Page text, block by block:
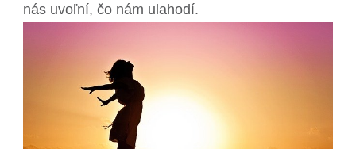
nás uvoľní, čo nám ulahodí.